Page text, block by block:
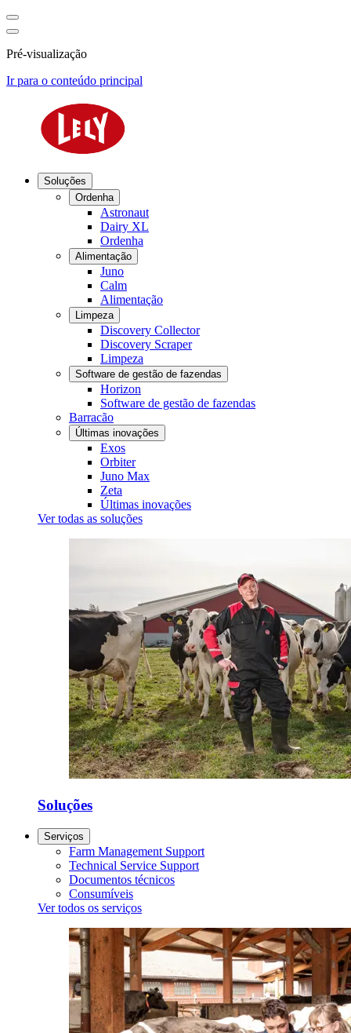
Pré-visualização
Ir para o conteúdo principal
Soluções
Ordenha
Astronaut
Dairy XL
Ordenha
Alimentação
Juno
Calm
Alimentação
Limpeza
Discovery Collector
Discovery Scraper
Limpeza
Software de gestão de fazendas
Horizon
Software de gestão de fazendas
Barracão
Últimas inovações
Exos
Orbiter
Juno Max
Zeta
Últimas inovações
Ver todas as soluções
Soluções
Serviços
Farm Management Support
Technical Service Support
Documentos técnicos
Consumíveis
Ver todos os serviços